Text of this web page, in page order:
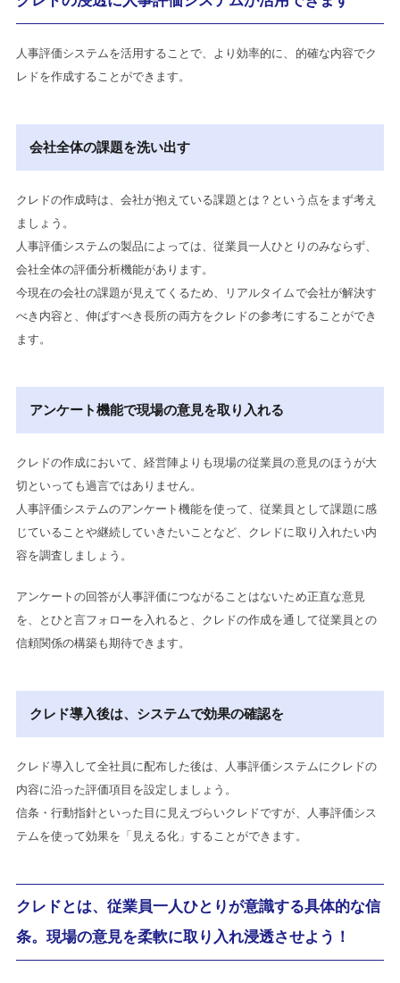
人事評価システムを活用することで、より効率的に、的確な内容でク
レドを作成することができます。
会社全体の課題を洗い出す
クレドの作成時は、会社が抱えている課題とは？という点をまず考え
ましょう。
人事評価システムの製品によっては、従業員一人ひとりのみならず、
会社全体の評価分析機能があります。
今現在の会社の課題が見えてくるため、リアルタイムで会社が解決す
べき内容と、伸ばすべき長所の両方をクレドの参考にすることができ
ます。
アンケート機能で現場の意見を取り入れる
クレドの作成において、経営陣よりも現場の従業員の意見のほうが大
切といっても過言ではありません。
人事評価システムのアンケート機能を使って、従業員として課題に感
じていることや継続していきたいことなど、クレドに取り入れたい内
容を調査しましょう。
アンケートの回答が人事評価につながることはないため正直な意見
を、とひと言フォローを入れると、クレドの作成を通して従業員との
信頼関係の構築も期待できます。
クレド導入後は、システムで効果の確認を
クレド導入して全社員に配布した後は、人事評価システムにクレドの
内容に沿った評価項目を設定しましょう。
信条・行動指針といった目に見えづらいクレドですが、人事評価シス
テムを使って効果を「見える化」することができます。
クレドとは、従業員一人ひとりが意識する具体的な信
条。現場の意見を柔軟に取り入れ浸透させよう！